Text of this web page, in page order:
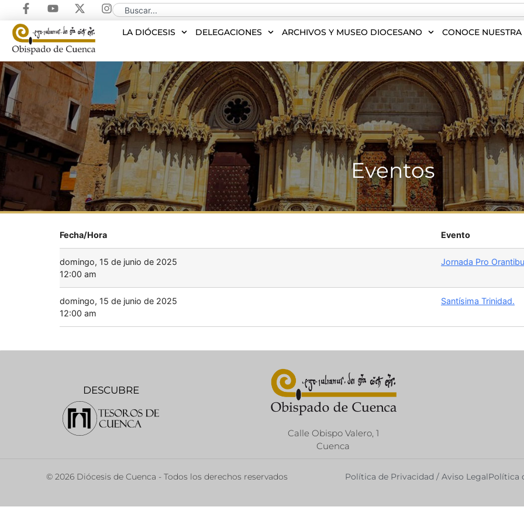
LA DIÓCESIS DELEGACIONES ARCHIVOS Y MUSEO DIOCESANO CONOCE NUESTRA
Eventos
Fecha/Hora Evento
domingo, 15 de junio de 2025
12:00 am
Jornada Pro
domingo, 15 de junio de 2025
12:00 am
Santísima Trinidad.
DESCUBRE
Calle Obispo Valero, 1
Cuenca
© 2026 Diócesis de Cuenca - Todos los derechos reservados Política de Privacidad / Aviso LegalPolítica